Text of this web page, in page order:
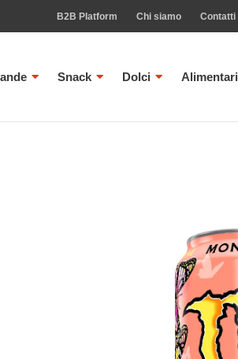
B2B Platform Chi siamo Contatti
Snack Dolci Alimentari